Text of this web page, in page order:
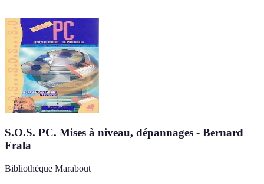
S.O.S. PC. Mises à niveau, dépannages - Bernard
Frala
Bibliothèque Marabout